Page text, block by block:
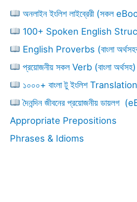
অনলাইন ইংলিশ লাইব্রেরী (সকল
100+ Spoken English
English Proverbs (বাংলা
প্রয়োজনীয় সকল Verb (বাংলা
১০০০+ বাংলা টু ইংলিশ
দৈনন্দিন জীবনের প্রয়োজনীয় ডায়লগ
Appropriate Prepositions
Phrases & Idioms